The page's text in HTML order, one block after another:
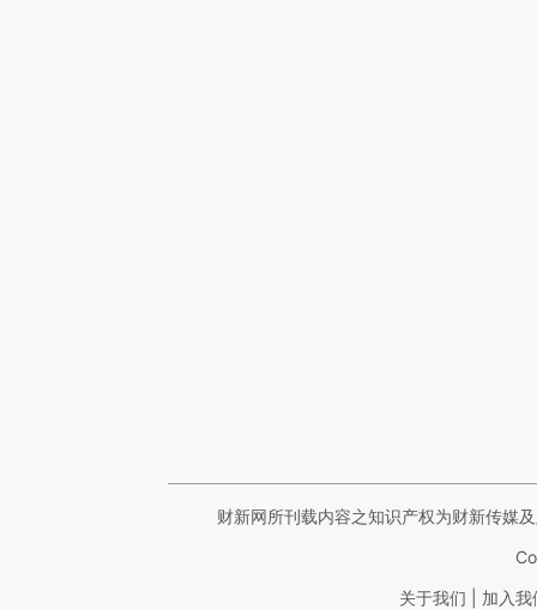
财新网所刊载内容之知识产权为财新传媒
关于我们 加入我